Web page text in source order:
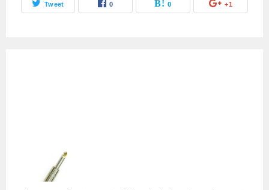
Tweet 0 0 +1